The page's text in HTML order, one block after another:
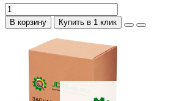
В корзину Купить в 1 клик